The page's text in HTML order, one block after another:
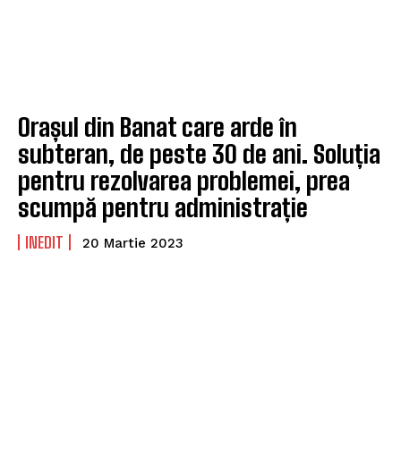
Orașul din Banat care arde în
subteran, de peste 30 de ani. Soluția
pentru rezolvarea problemei, prea
scumpă pentru administrație
INEDIT 20 Martie 2023